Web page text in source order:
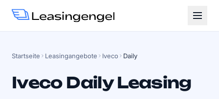
Startseite Leasingangebote Iveco Daily
Iveco Daily Leasing